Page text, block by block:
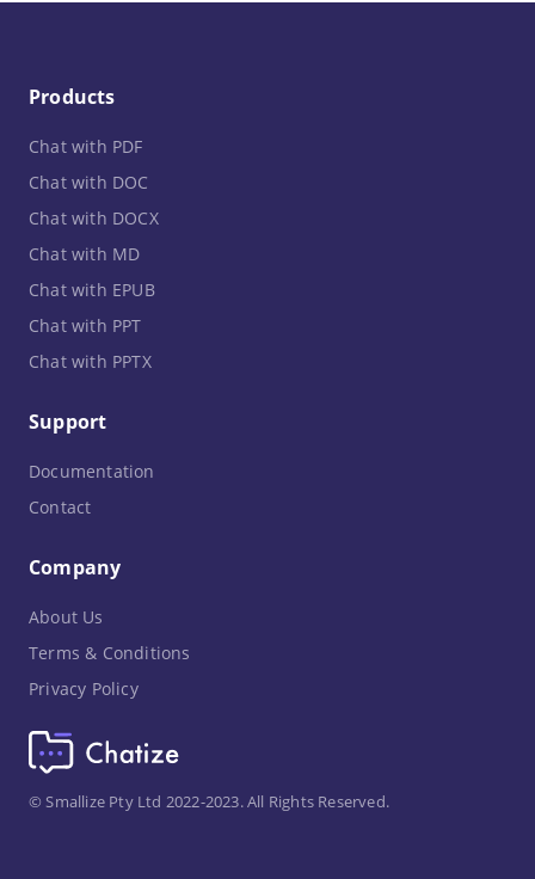
© Smallize Pty Ltd 2022-2023. All Rights Reserved.
Products
Chat with PDF
Chat with DOC
Chat with DOCX
Chat with MD
Chat with EPUB
Chat with PPT
Chat with PPTX
Support
Documentation
Contact
Company
About Us
Terms & Conditions
Privacy Policy